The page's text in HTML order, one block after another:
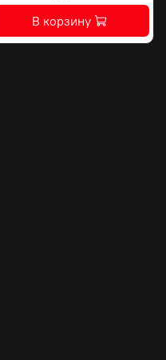
В корзину